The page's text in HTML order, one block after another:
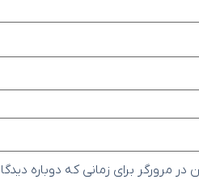
در مرورگر برای زمانی که دوباره